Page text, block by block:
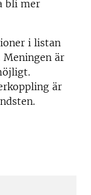
bli mer
i listan
Meningen är
är